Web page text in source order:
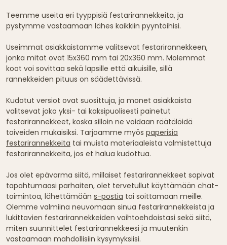
Teemme useita eri tyyppisiä festarirannekkeita, ja
pystymme vastaamaan lähes kaikkiin pyyntöihisi.
Useimmat asiakkaistamme valitsevat festarirannekkeen,
jonka mitat ovat 15x360 mm tai 20x360 mm. Molemmat
koot voi sovittaa sekä lapsille että aikuisille, sillä
rannekkeiden pituus on säädettävissä.
Kudotut versiot ovat suosittuja, ja monet asiakkaista
valitsevat joko yksi- tai kaksipuolisesti painetut
festarirannekkeet, koska silloin ne voidaan räätälöidä
toiveiden mukaisiksi. Tarjoamme myös paperisia
festarirannekkeita tai muista materiaaleista valmistettuja
festarirannekkeita, jos et halua kudottua.
Jos olet epävarma siitä, millaiset festarirannekkeet sopivat
tapahtumaasi parhaiten, olet tervetullut käyttämään chat-
toimintoa, lähettämään s-postia tai soittamaan meille.
Olemme valmiina neuvomaan sinua festarirannekkeista ja
lukittavien festarirannekkeiden vaihtoehdoistasi sekä siitä,
miten suunnittelet festarirannekkeesi ja muutenkin
vastaamaan mahdollisiin kysymyksiisi.